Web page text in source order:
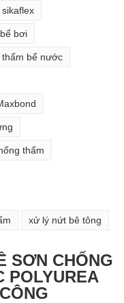
sikaflex
bơi
bể nước
thấm
xử lý nứt bê tông
SƠN CHỐNG
POLYUREA